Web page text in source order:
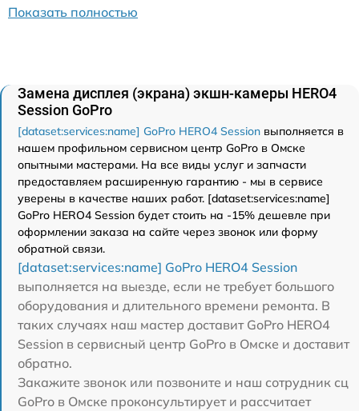
Показать полностью
Замена дисплея (экрана) экшн-камеры HERO4
Session GoPro
[dataset:services:name] GoPro HERO4 Session выполняется в
нашем профильном сервисном центр GoPro в Омске
опытными мастерами. На все виды услуг и запчасти
предоставляем расширенную гарантию - мы в сервисе
уверены в качестве наших работ. [dataset:services:name]
GoPro HERO4 Session будет стоить на -15% дешевле при
оформлении заказа на сайте через звонок или форму
обратной связи.
[dataset:services:name] GoPro HERO4 Session
выполняется на выезде, если не требует большого
оборудования и длительного времени ремонта. В
таких случаях наш мастер доставит GoPro HERO4
Session в сервисный центр GoPro в Омске и доставит
обратно.
Закажите звонок или позвоните и наш сотрудник сц
GoPro в Омске проконсультирует и рассчитает